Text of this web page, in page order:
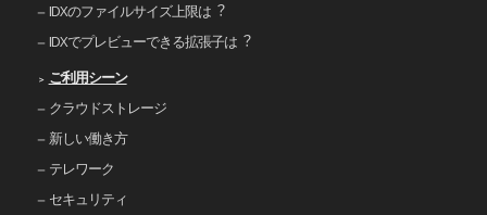
IDXのファイルサイズ上限は︖
IDXでプレビューできる拡張⼦は︖
ご利⽤シーン
クラウドストレージ
新しい働き⽅
テレワーク
セキュリティ